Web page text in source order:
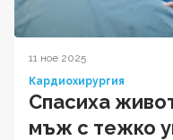
11 ное 2025
Кардиохирургия
Спасиха
мъж с тежко